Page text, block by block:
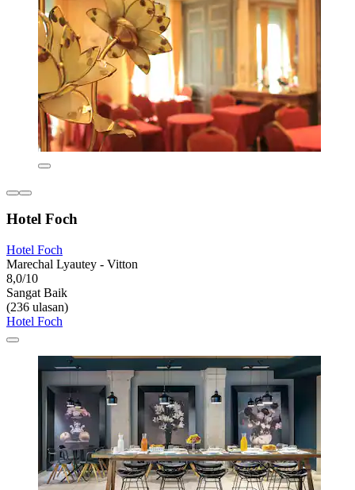
Hotel Foch
Hotel Foch
Marechal Lyautey - Vitton
8,0/10
Sangat Baik
(236 ulasan)
Hotel Foch